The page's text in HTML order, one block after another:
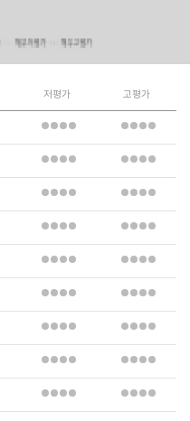
저평가 고평가